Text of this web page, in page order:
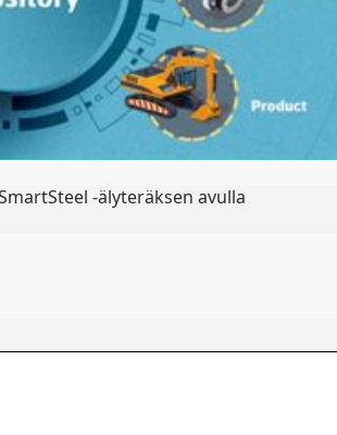
-älyteräksen avulla
SSAB:n Sustainable World